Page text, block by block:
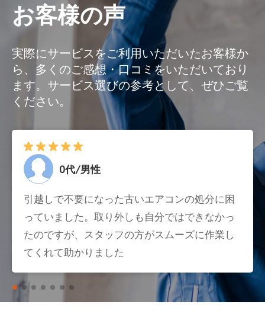
お客様の声
実際にサービスをご利用いただいたお客様か
ら、多くのご感想・口コミをいただいており
ます。サービス選びの参考として、ぜひご覧
ください。
0代/男性
引越しで不要になった古いエアコンの処分に困
っていました。取り外しも自分ではできなかっ
たのですが、スタッフの方がスムーズに作業し
てくれて助かりました